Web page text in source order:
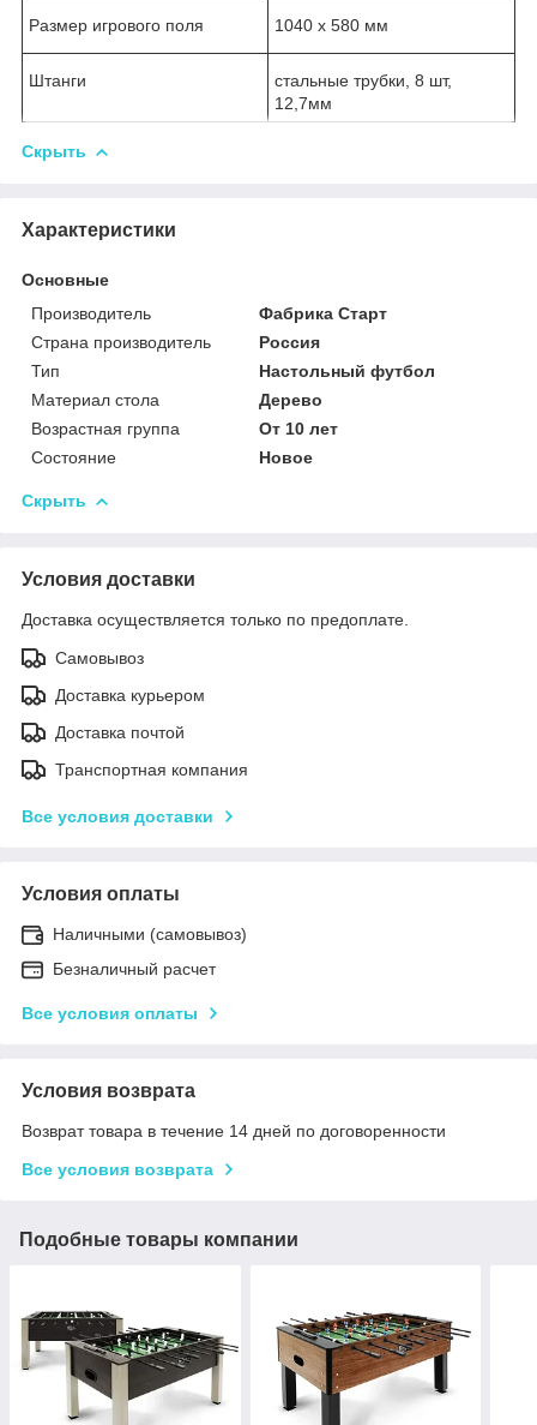
Размер игрового поля 1040 х 580 мм
Штанги
стальные трубки, 8 шт,
12,7мм
Скрыть
Характеристики
Основные
Производитель
Фабрика Старт
Страна производитель
Россия
Тип
Настольный футбол
Материал стола
Дерево
Возрастная группа
От 10 лет
Состояние
Новое
Скрыть
Условия доставки
Доставка осуществляется только по предоплате.
Самовывоз
Доставка курьером
Доставка почтой
Транспортная компания
Все условия доставки
Условия оплаты
Наличными (самовывоз)
Безналичный расчет
Все условия оплаты
Условия возврата
Возврат товара в течение 14 дней по договоренности
Все условия возврата
Подобные товары компании